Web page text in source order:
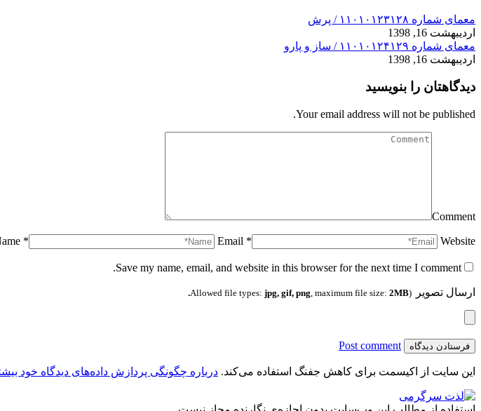
معمای شماره ۱۱۰۱۰۱۲۳۱۲۸ / پرش
اردیبهشت 16, 1398
معمای شماره ۱۱۰۱۰۱۲۴۱۲۹ / ساز و پارو
اردیبهشت 16, 1398
دیدگاهتان را بنویسید
Your email address will not be published.
Comment
* Email * Website
Save my name, email, and website in this browser for the next time I comment.
ارسال تصویر (Allowed file types:
jpg, gif, png , maximum file size: 2MB.
Post comment
این سایت از اکیسمت برای کاهش جفنگ استفاده می‌کند. درباره چگونگی پردازش داده‌های دیدگاه خود